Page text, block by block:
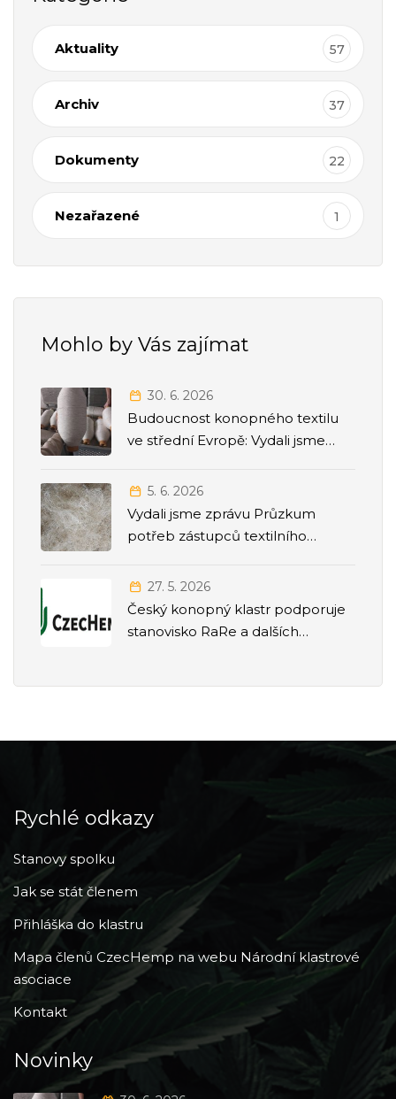
Aktuality 57
Archiv 37
Dokumenty 22
Nezařazené 1
Mohlo by Vás zajímat
30. 6. 2026
Budoucnost konopného textilu
ve střední Evropě: Vydali jsme
20355. 6. 2026
Vydali jsme zprávu Průzkum
potřeb zástupců textilního
27. 5. 2026
Český konopný klastr podporuje
stanovisko RaRe a dalších
Rychlé odkazy
Stanovy spolku
Jak se stát členem
Přihláška do klastru
Mapa členů CzecHemp na webu Národní klastrové
asociace
Kontakt
Novinky